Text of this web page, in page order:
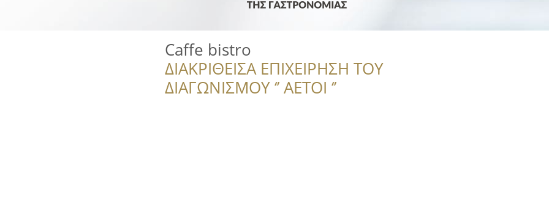
Caffe bistro
ΔΙΑΚΡΙΘΕΙΣΑ ΕΠΙΧΕΙΡΗΣΗ ΤΟΥ
ΔΙΑΓΩΝΙΣΜΟΥ ‘’ ΑΕΤΟΙ ‘’